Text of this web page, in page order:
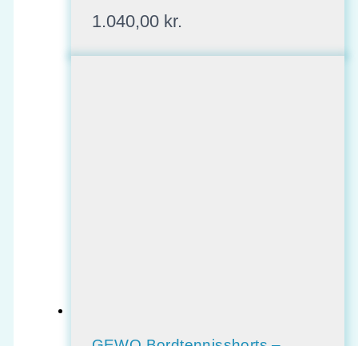
1.040,00 kr.